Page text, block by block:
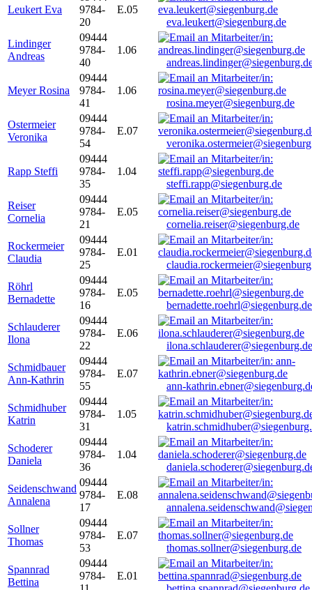
Leukert Eva
9784-
20
E.05
eva.leukert@siegenburg.de
Lindinger
Andreas
09444
9784-
40
1.06
Meyer Rosina
09444
9784-
41
1.06
rosina.meyer@siegenburg.de
Ostermeier
Veronika
09444
9784-
54
E.07
Rapp Steffi
09444
9784-
35
1.04
steffi.rapp@siegenburg.de
Reiser
Cornelia
09444
9784-
21
E.05
cornelia.reiser@siegenburg.de
Rockermeier
Claudia
09444
9784-
25
E.01
Röhrl
Bernadette
09444
9784-
16
E.05
bernadette.roehrl@siegenburg.de
Schlauderer
Ilona
09444
9784-
22
E.06
ilona.schlauderer@siegenburg.de
Schmidbauer
Ann-Kathrin
09444
9784-
55
E.07
ann-
Schmidhuber
Katrin
09444
9784-
31
1.05
Schoderer
Daniela
09444
9784-
36
1.04
Seidenschwand
Annalena
09444
9784-
17
E.08
Sollner
Thomas
09444
9784-
53
E.07
thomas.sollner@siegenburg.de
Spannrad
Bettina
09444
9784-
E.01